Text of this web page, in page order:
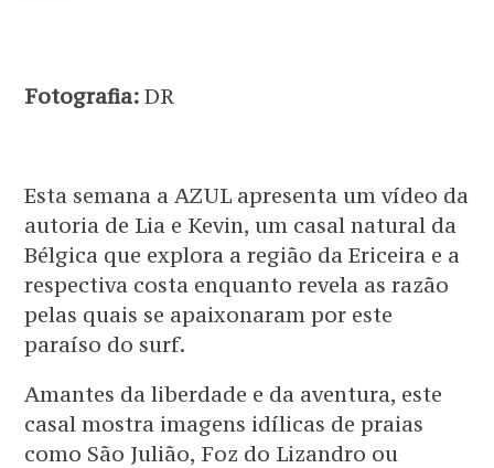
Fotografia: DR
Esta semana a AZUL apresenta um vídeo da
autoria de Lia e Kevin, um casal natural da
Bélgica que explora a região da Ericeira e a
respectiva costa enquanto revela as razão
pelas quais se apaixonaram por este
paraíso do surf.
Amantes da liberdade e da aventura, este
casal mostra imagens idílicas de praias
como São Julião, Foz do Lizandro ou